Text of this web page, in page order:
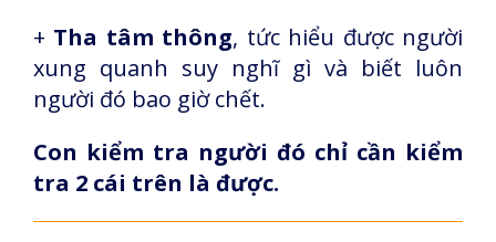
+ Tha tâm thông, tức hiểu được người
xung quanh suy nghĩ gì và biết luôn
người đó bao giờ chết.
Con kiểm tra người đó chỉ cần kiểm
tra 2 cái trên là được.